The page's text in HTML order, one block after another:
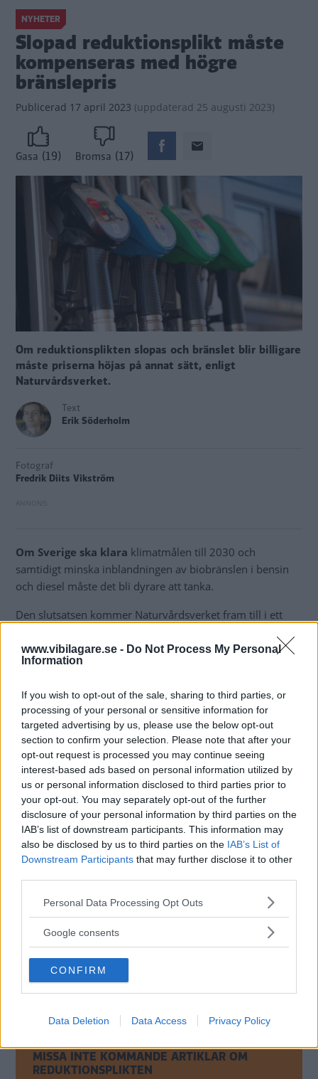
www.vibilagare.se - Do Not Process My Personal
Information
If you wish to opt-out of the sale, sharing to third parties, or
processing of your personal or sensitive information for
targeted advertising by us, please use the below opt-out
section to confirm your selection. Please note that after your
opt-out request is processed you may continue seeing
interest-based ads based on personal information utilized by
us or personal information disclosed to third parties prior to
your opt-out. You may separately opt-out of the further
disclosure of your personal information by third parties on the
IAB’s list of downstream participants. This information may
also be disclosed by us to third parties on the IAB’s List of
Downstream Participants that may further disclose it to other
Please note that this website/app uses one or more Google
not limited to your visit or usage behaviour. You may click to
use your data for below specified purposes in below Google
consent section.
Personal Data Processing Opt Outs
Google consents
CONFIRM
Data Deletion Data Access Privacy Policy
NYHETER
Slopad reduktionsplikt måste
kompenseras med högre
bränslepris
Publicerad 17 april 2023 (uppdaterad 25 augusti 2023)
Gasa (19) Bromsa (17)
Om reduktionsplikten slopas och bränslet blir billigare
måste priserna höjas på annat sätt, enligt
Naturvårdsverket.
Text
Erik Söderholm
Fotograf
Fredrik Diits Vikström
Om Sverige ska klara klimatmålen till 2030 och
samtidigt minska inblandningen av biobränslen i bensin
och diesel måste det bli dyrare att tanka.
Den slutsatsen kommer Naturvårdsverket fram till i ett
– Saken är ju den att vi i dag har över fyra miljoner bilar
kommer finnas kvar ett väldigt stort antal bilar med
förbränningsmotor även efter 2030, säger Sara Almqvist,
chef för klimatanalys på Naturvårdsverket, i en intervju
medSvenska Dagbladet.
Om reduktionsplikten avskaffas eller om nivån i
reduktionsplikten sänks kraftigt föreslår Naturvårdsverket
i praktiken ett pris för de koldioxidutsläpp som kommer
från vägtrafiken. Men om fler ska köra på el behövs också
större satsningar, enligt Sara Almqvist.
till SvD.
Läs också
Sänkt reduktionsplikt kan
kosta 40 miljarder
NYHETER
MISSA INTE KOMMANDE ARTIKLAR OM
REDUKTIONSPLIKTEN